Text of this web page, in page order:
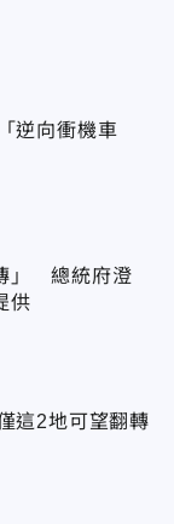
逆向衝機車
」 總統府澄
供
這2地可望翻轉